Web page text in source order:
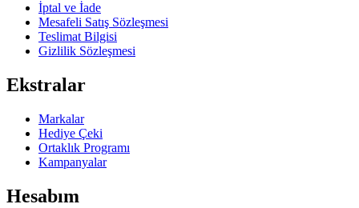
İptal ve İade
Mesafeli Satış Sözleşmesi
Teslimat Bilgisi
Gizlilik Sözleşmesi
Ekstralar
Markalar
Hediye Çeki
Ortaklık Programı
Kampanyalar
Hesabım